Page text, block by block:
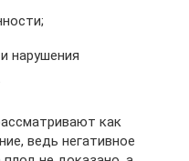
нарушения
как
ведь негативное